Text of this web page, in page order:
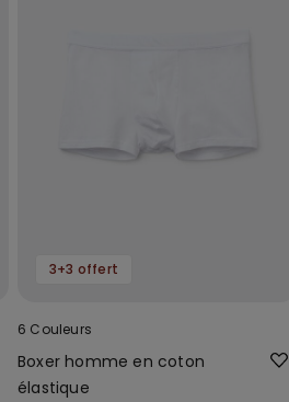
3+3 offert
6 Couleurs
Boxer homme en coton
élastique